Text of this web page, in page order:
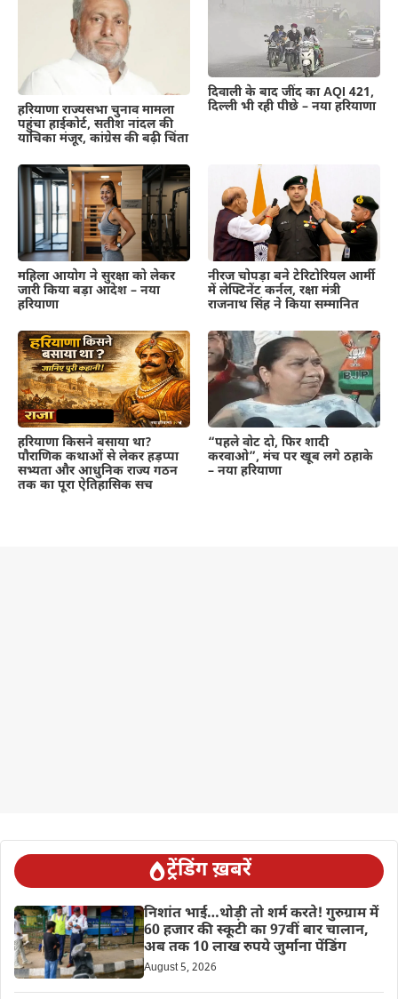
हरियाणा राज्यसभा चुनाव मामला
पहुंचा हाईकोर्ट, सतीश नांदल की
याचिका मंजूर, कांग्रेस की बढ़ी चिंता
दिवाली के बाद जींद का AQI 421,
दिल्ली भी रही पीछे – नया हरियाणा
महिला आयोग ने सुरक्षा को लेकर
जारी किया बड़ा आदेश – नया
हरियाणा
नीरज चोपड़ा बने टेरिटोरियल आर्मी
में लेफ्टिनेंट कर्नल, रक्षा मंत्री
राजनाथ सिंह ने किया सम्मानित
हरियाणा किसने बसाया था?
पौराणिक कथाओं से लेकर हड़प्पा
सभ्यता और आधुनिक राज्य गठन
तक का पूरा ऐतिहासिक सच
“पहले वोट दो, फिर शादी
करवाओ”, मंच पर खूब लगे ठहाके
– नया हरियाणा
ट्रेंडिंग ख़बरें
निशांत भाई…थोड़ी तो शर्म करते! गुरुग्राम में
60 हजार की स्कूटी का 97वीं बार चालान,
अब तक 10 लाख रुपये जुर्माना पेंडिंग
August 5, 2026